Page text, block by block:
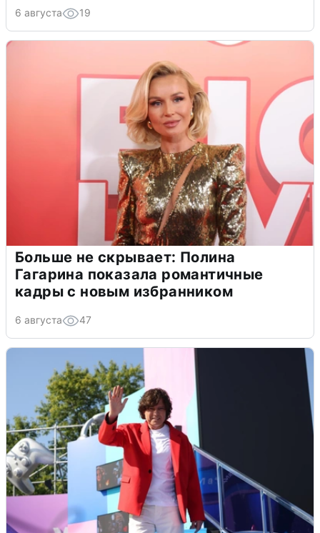
6 августа 19
Больше не скрывает: Полина
Гагарина показала романтичные
кадры с новым избранником
6 августа 47